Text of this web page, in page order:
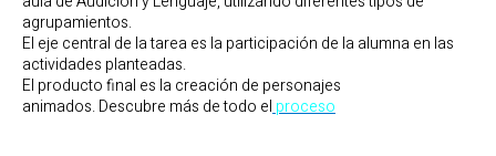
agrupamientos.
El eje central de la tarea es la participación de la alumna en las
actividades planteadas.
El producto final es la creación de personajes
animados. Descubre más de todo el proceso